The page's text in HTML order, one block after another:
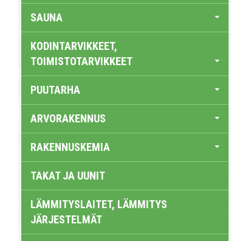
SAUNA
KODINTARVIKKEET,
TOIMISTOTARVIKKEET
PUUTARHA
ARVORAKENNUS
RAKENNUSKEMIA
TAKAT JA UUNIT
LÄMMITYSLAITET, LÄMMITYS
JÄRJESTELMÄT